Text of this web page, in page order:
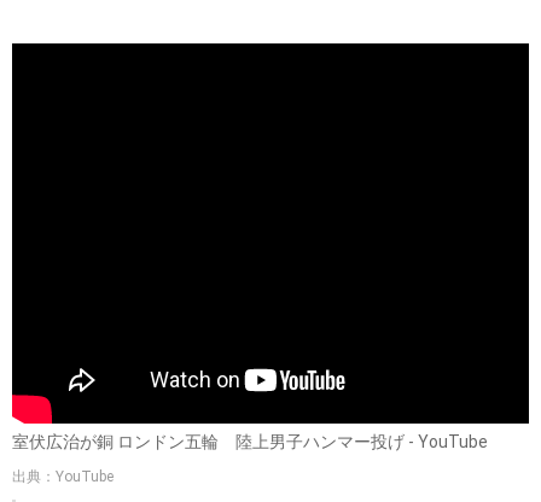
室伏広治が銅 ロンドン五輪 陸上男子ハンマー投げ - YouTube
出典：YouTube